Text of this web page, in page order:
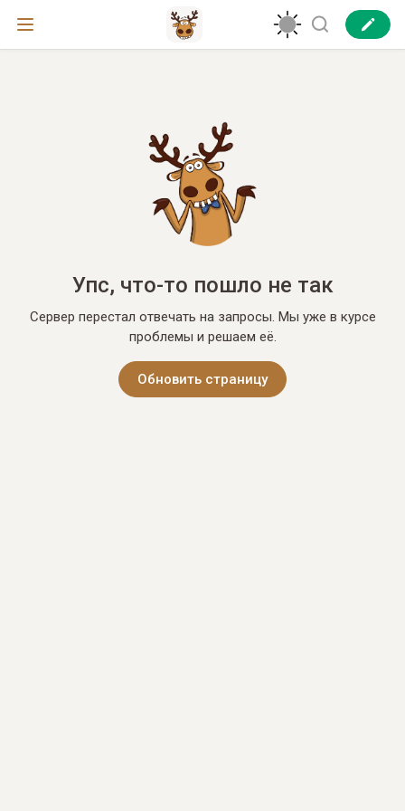
Упс, что-то пошло не так
Сервер перестал отвечать на запросы. Мы уже в курсе
проблемы и решаем её.
Обновить страницу